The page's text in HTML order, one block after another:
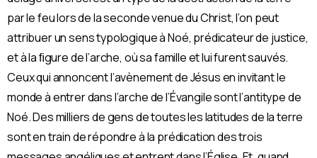
par le feu lors de la seconde venue du Christ, l’on peut
attribuer un sens typologique à Noé, prédicateur de justice,
et à la ﬁgure de l’arche, où sa famille et lui furent sauvés.
Ceux qui annoncent l’avènement de Jésus en invitant le
monde à entrer dans l’arche de l’Évangile sont l’antitype de
Noé. Des milliers de gens de toutes les latitudes de la terre
sont en train de répondre à la prédication des trois